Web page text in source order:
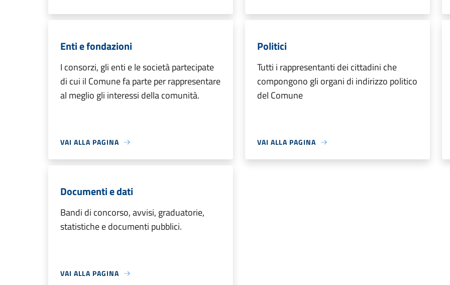
Enti e fondazioni
I consorzi, gli enti e le società partecipate
di cui il Comune fa parte per rappresentare
al meglio gli interessi della comunità.
VAI ALLA PAGINA
Politici
Tutti i rappresentanti dei cittadini che
compongono gli organi di indirizzo politico
del Comune
VAI ALLA PAGINA
Documenti e dati
Bandi di concorso, avvisi, graduatorie,
statistiche e documenti pubblici.
VAI ALLA PAGINA